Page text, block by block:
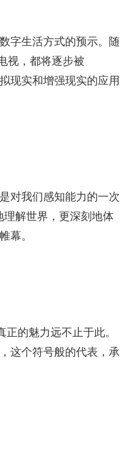
字生活方式的预示。随
视，都将逐步被
现实和增强现实的应用
对我们感知能力的一次
理解世界，更深刻地体
幕。
的魅力远不止于此。
这个符号般的代表，承